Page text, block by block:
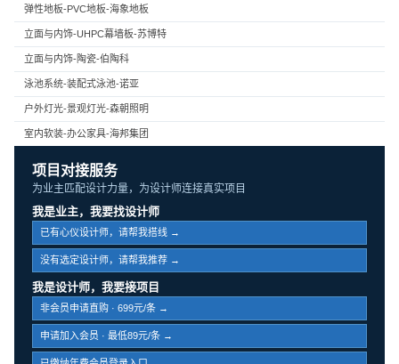
弹性地板-PVC地板-海象地板
立面与内饰-UHPC幕墙板-苏博特
立面与内饰-陶瓷-伯陶科
泳池系统-装配式泳池-诺亚
户外灯光-景观灯光-森朝照明
室内软装-办公家具-海邦集团
项目对接服务
为业主匹配设计力量，为设计师连接真实项目
我是业主，我要找设计师
已有心仪设计师，请帮我搭线 →
没有选定设计师，请帮我推荐 →
我是设计师，我要接项目
非会员申请直购 · 699元/条 →
申请加入会员 · 最低89元/条 →